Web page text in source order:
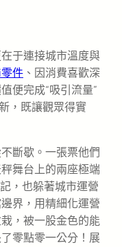
于連接城市溫度與
件 、因消費喜歡深
便完成“吸引流量”
，既讓觀眾得實
斷歇。一張票他們
舞台上的兩座極端
，也躲著城市運營
界，用精細化運營
，被一股金色的能
零點零一公分！展